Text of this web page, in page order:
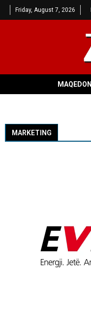
Friday, August 7, 2026
MAQEDONI
MARKETING